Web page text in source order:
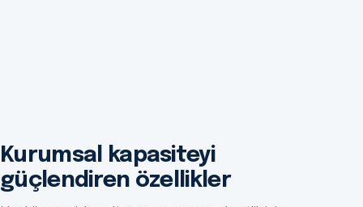
Kurumsal kapasiteyi
güçlendiren özellikler